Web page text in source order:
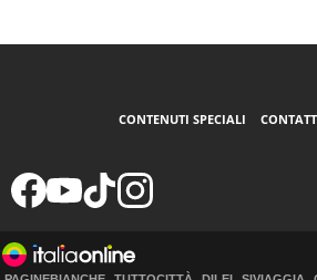
CONTENUTI SPECIALI